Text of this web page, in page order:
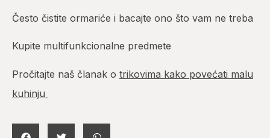
Često čistite ormariće i bacajte ono što vam ne treba
Kupite multifunkcionalne predmete
Pročitajte naš članak o trikovima kako povećati malu
kuhinju